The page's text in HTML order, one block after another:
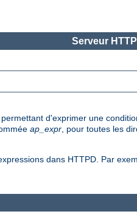
Serveur
d'exprimer une
ap_expr, pour toutes les
dans HTTPD. Par